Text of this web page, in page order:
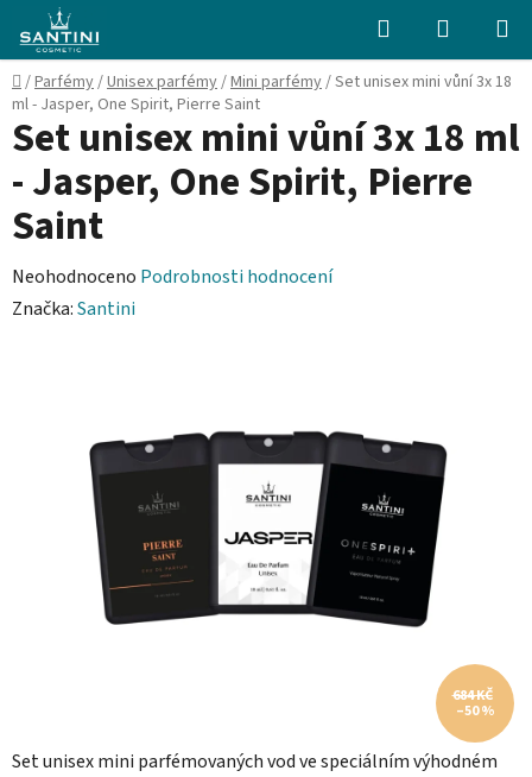
obsah
Hledat
KOŠÍK
Domů
/Parfémy/Unisex parfémy/Mini parfémy/Set unisex mini vůní 3x 18
ml - Jasper, One Spirit, Pierre Saint
Set unisex mini parfémovaných vod ve speciálním výhodném
Set unisex mini vůní 3x 18 ml
- Jasper, One Spirit, Pierre
Saint
Průměrné
hodnocení
hvězdiček.
Neohodnoceno Podrobnosti hodnocení
Značka:Santini
684 KČ
–50 %